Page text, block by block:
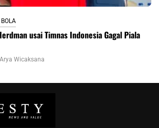
usai Timnas Indonesia Gagal Piala
Arya Wicaksana